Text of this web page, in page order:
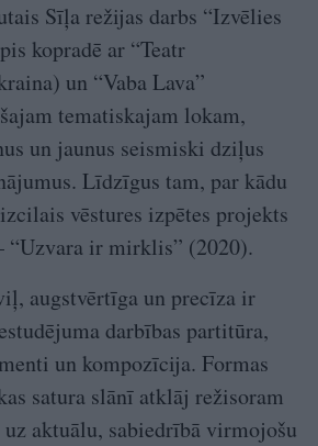
Sīļa režijas darbs “Izvēlies
kopradē ar “Teatr
un “Vaba Lava”
tematiskajam lokam,
un jaunus seismiski dziļus
Līdzīgus tam, par kādu
vēstures izpētes projekts
“Uzvara ir mirklis” (2020).
augstvērtīga un precīza ir
darbības partitūra,
un kompozīcija. Formas
satura slānī atklāj režisoram
aktuālu, sabiedrībā virmojošu